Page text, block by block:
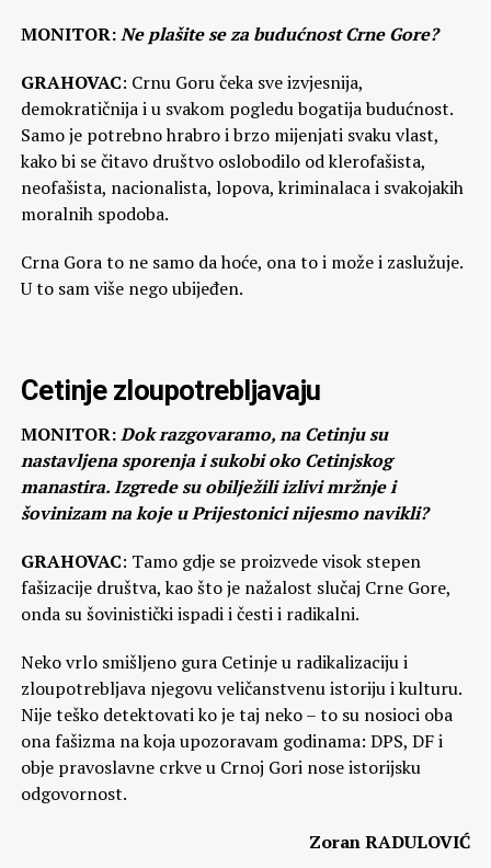
MONITOR:Ne plašite se za budućnost Crne Gore?
GRAHOVAC: Crnu Goru čeka sve izvjesnija,
demokratičnija i u svakom pogledu bogatija budućnost.
Samo je potrebno hrabro i brzo mijenjati svaku vlast,
kako bi se čitavo društvo oslobodilo od klerofašista,
neofašista, nacionalista, lopova, kriminalaca i svakojakih
moralnih spodoba.
Crna Gora to ne samo da hoće, ona to i može i zaslužuje.
U to sam više nego ubijeđen.
Cetinje zloupotrebljavaju
MONITOR:Dok razgovaramo, na Cetinju su
nastavljena sporenja i sukobi oko Cetinjskog
manastira. Izgrede su obilježili izlivi mržnje i
šovinizam na koje u Prijestonici nijesmo navikli?
GRAHOVAC: Tamo gdje se proizvede visok stepen
fašizacije društva, kao što je nažalost slučaj Crne Gore,
onda su šovinistički ispadi i česti i radikalni.
Neko vrlo smišljeno gura Cetinje u radikalizaciju i
zloupotrebljava njegovu veličanstvenu istoriju i kulturu.
Nije teško detektovati ko je taj neko – to su nosioci oba
ona fašizma na koja upozoravam godinama: DPS, DF i
obje pravoslavne crkve u Crnoj Gori nose istorijsku
odgovornost.
Zoran RADULOVIĆ